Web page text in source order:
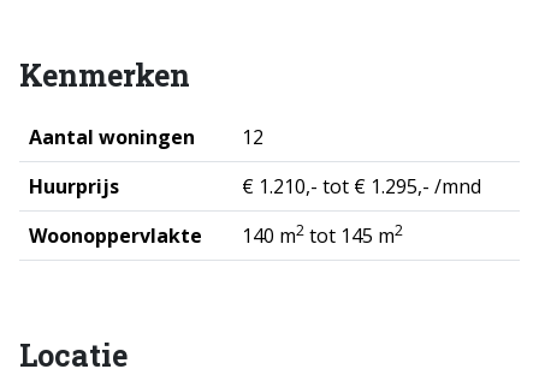
Kenmerken
Aantal woningen
12
Huurprijs
€ 1.210,- tot € 1.295,- /mnd
Woonoppervlakte
140 m2 tot 145 m2
Locatie